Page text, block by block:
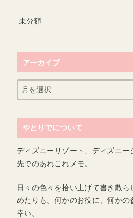
未分類
アーカイブ
やとりでについて
ディズニーリゾート、ディズニー
先でのあれこれメモ。
日々の色々を拾い上げて書き散ら
めたりも。何かのお役に、何かの
幸い。